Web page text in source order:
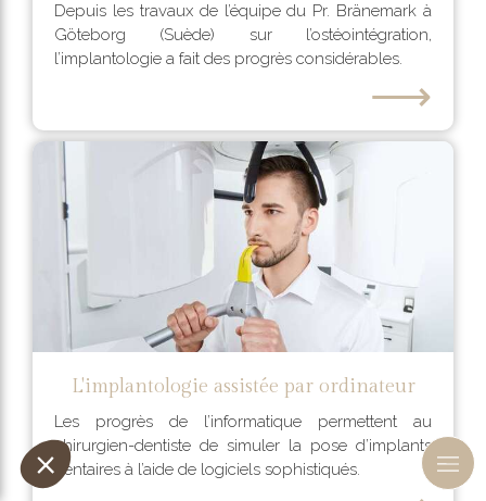
Depuis les travaux de l’équipe du Pr. Bränemark à
Göteborg (Suède) sur l’ostéointégration,
l’implantologie a fait des progrès considérables.
⟶
L'implantologie assistée par ordinateur
Les progrès de l’informatique permettent au
chirurgien-dentiste de simuler la pose d’implants
dentaires à l’aide de logiciels sophistiqués.